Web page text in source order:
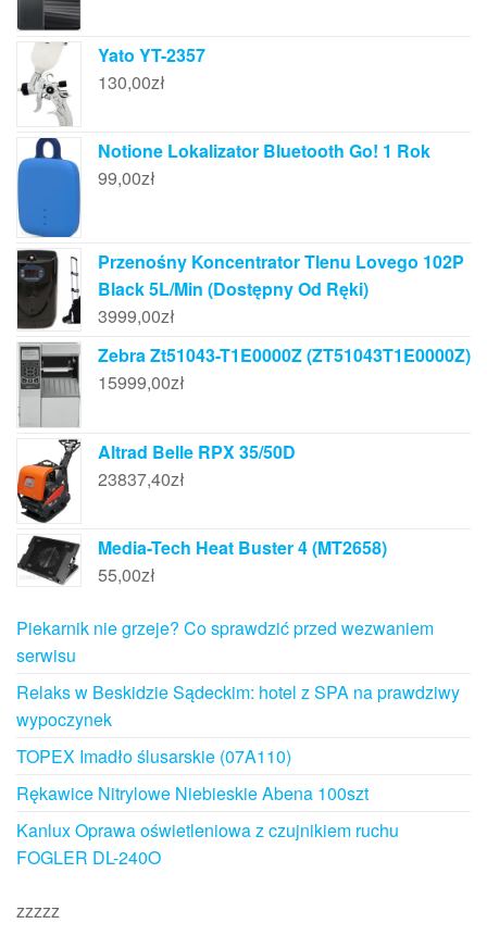
Yato YT-2357
130,00zł
Notione Lokalizator Bluetooth Go! 1 Rok
99,00zł
Przenośny Koncentrator Tlenu Lovego 102P
Black 5L/Min (Dostępny Od Ręki)
3999,00zł
Zebra Zt51043-T1E0000Z (ZT51043T1E0000Z)
15999,00zł
Altrad Belle RPX 35/50D
23837,40zł
Media-Tech Heat Buster 4 (MT2658)
55,00zł
Piekarnik nie grzeje? Co sprawdzić przed wezwaniem
serwisu
Relaks w Beskidzie Sądeckim: hotel z SPA na prawdziwy
wypoczynek
TOPEX Imadło ślusarskie (07A110)
Rękawice Nitrylowe Niebieskie Abena 100szt
Kanlux Oprawa oświetleniowa z czujnikiem ruchu
FOGLER DL-240O
zzzzz